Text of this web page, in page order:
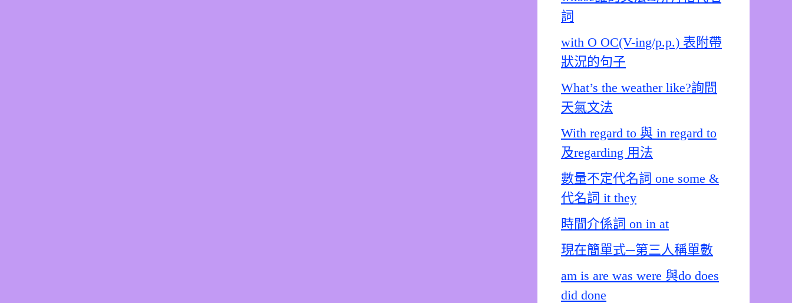
詞
with O OC(V-ing/p.p.) 表附帶
狀況的句子
What’s the weather like?詢問
天氣文法
With regard to 與 in regard to
及regarding 用法
數量不定代名詞 one some &
代名詞 it they
時間介係詞 on in at
現在簡單式─第三人稱單數
am is are was were 與do does
did done